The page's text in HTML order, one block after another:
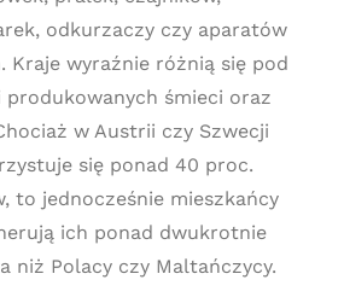
odkurzaczy czy aparatów
Kraje wyraźnie różnią się pod
śmieci oraz
w Austrii czy Szwecji
się ponad 40 proc.
to jednocześnie mieszkańcy
ich ponad dwukrotnie
niż Polacy czy Maltańczycy.